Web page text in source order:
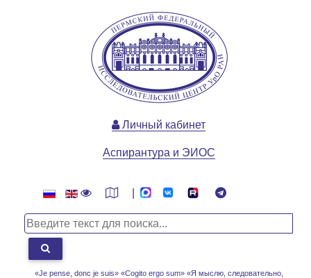
«Je pense, donc je suis» «Cogito ergo sum» «Я мыслю, следовательно,
Личный кабинет
Аспирантура и ЭИОС